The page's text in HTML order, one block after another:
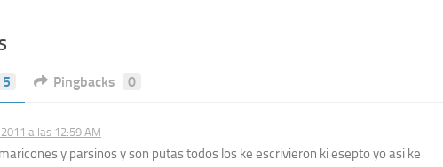
5 Pingbacks 0
a las 12:59 AM
y parsinos y son putas todos los ke escrivieron ki esepto yo asi ke